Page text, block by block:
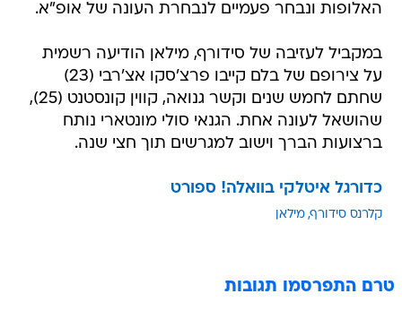
האלופות ונבחר פעמיים לנבחרת העונה של אופ"א.
במקביל לעזיבה של סידורף, מילאן הודיעה רשמית
על צירופם של בלם קייבו פרצ'סקו אצ'רבי (23)
שחתם לחמש שנים וקשר גנואה, קווין קונסטנט (25),
שהושאל לעונה אחת. הגנאי סולי מונטארי נותח
ברצועות הברך וישוב למגרשים תוך חצי שנה.
כדורגל איטלקי בוואלה! ספורט
קלרנס סידורף מילאן
טרם התפרסמו תגובות